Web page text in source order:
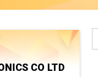
CO LTD